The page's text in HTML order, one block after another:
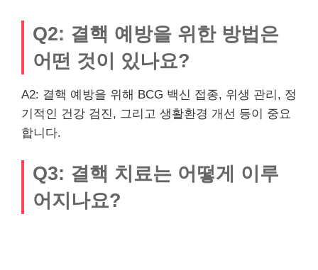
Q2: 결핵 예방을 위한 방법은
어떤 것이 있나요?
A2: 결핵 예방을 위해 BCG 백신 접종, 위생 관리, 정
기적인 건강 검진, 그리고 생활환경 개선 등이 중요
합니다.
Q3: 결핵 치료는 어떻게 이루
어지나요?